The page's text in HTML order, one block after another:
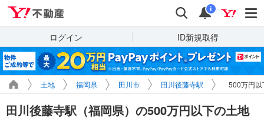
検索 通知
i
ログイン ID新規取得
土地 福岡県 田川市 田川後藤寺駅 500万円
田川後藤寺駅（福岡県）の500万円以下の土地